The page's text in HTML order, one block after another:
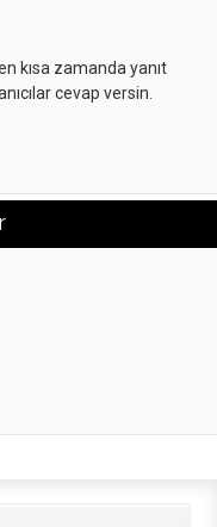
kısa zamanda yanıt
cevap versin.